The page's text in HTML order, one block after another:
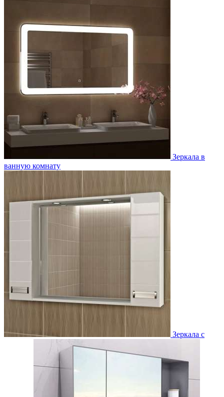
Зеркала в
ванную комнату
Зеркала с